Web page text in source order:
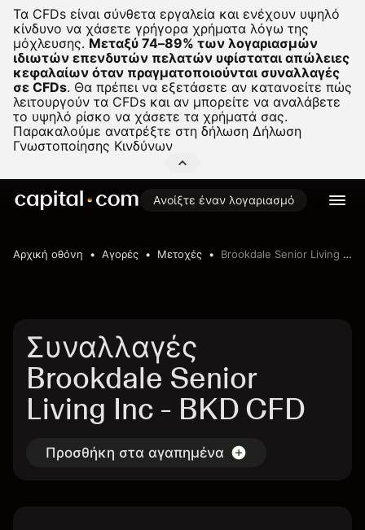
Τα CFDs είναι σύνθετα εργαλεία και ενέχουν υψηλό
κίνδυνο να χάσετε γρήγορα χρήματα λόγω της
μόχλευσης. Μεταξύ 74–89% των λογαριασμών
ιδιωτών επενδυτών πελατών υφίσταται απώλειες
κεφαλαίων όταν πραγματοποιούνται συναλλαγές
σε CFDs. Θα πρέπει να εξετάσετε αν κατανοείτε πώς
λειτουργούν τα CFDs και αν μπορείτε να αναλάβετε
το υψηλό ρίσκο να χάσετε τα χρήματά σας.
Παρακαλούμε ανατρέξτε στη δήλωση Δήλωση
Γνωστοποίησης Κινδύνων
Ανοίξτε έναν λογαριασμό
Αρχική οθόνη Αγορές Μετοχές Brookdale Senior Living Inc
Συναλλαγές
Brookdale Senior
Living Inc - BKD CFD
Προσθήκη στα αγαπημένα